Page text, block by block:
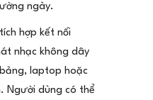
ngày.
hợp kết nối
nhạc không dây
laptop hoặc
Người dùng có thể